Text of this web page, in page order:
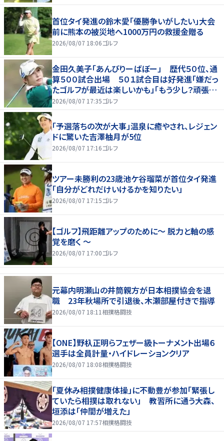
首位タイ発進の鈴木愛「優勝争いがしたい」大会
前に熊本の被災地へ1000万円の救援金贈る
2026/08/07 18:06ゴルフ
金田久美子「あんびりーばぼー」 歴代５０位、通
算５００試合出場 ５０１試合目は好発進「嫌だっ
たゴルフが最近は楽しいかも」「もう少し？頑張り
たいな」
2026/08/07 17:35ゴルフ
「予選落ちの次が大事」温泉に癒やされ、レジェン
ドに驚いた吉澤柚月が5位
2026/08/07 17:16ゴルフ
ツアー未勝利の23歳池ケ谷瑠菜が首位タイ発進
「自分がどれだけいけるかを知りたい」
2026/08/07 17:15ゴルフ
【ゴルフ】飛距離アップのために～ 脱力と軸の感
覚を磨く ～
2026/08/07 17:00ゴルフ
元幕内明瀬山の井筒親方が日本相撲協会を退
職 23年秋場所で引退後、木瀬部屋付きで指導
2026/08/07 18:11 相撲格闘技
【ONE】野杁正明らフェザー級トーナメント出場６
選手は全員計量・ハイドレーションクリア
2026/08/07 18:08相撲格闘技
「夏休み相撲健康体操」に不動豊が参加「緊張し
ていたら相撲は取れない」 教習所に通う大森、
垣添は「仲間が増えた」
2026/08/07 17:57相撲格闘技